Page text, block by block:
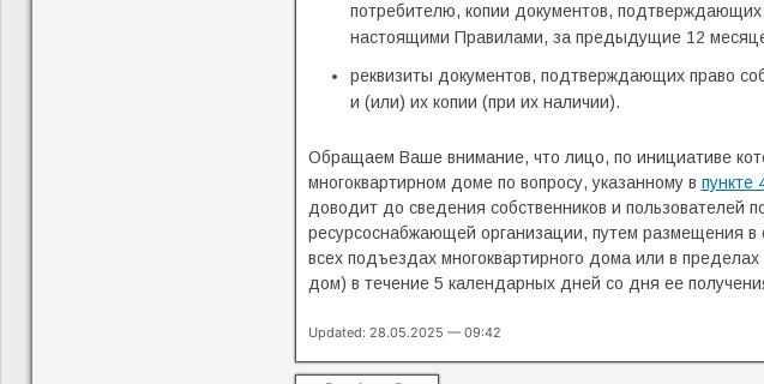
потребителю, копии документов, подтверждающих
настоящими Правилами, за предыдущие 12
реквизиты документов, подтверждающих право
и (или) их копии (при их наличии).
Обращаем Ваше внимание, что лицо, по инициативе
многоквартирном доме по вопросу, указанному в пункте
доводит до сведения собственников и
ресурсоснабжающей организации, путем размещения
всех подъездах многоквартирного дома или в
дом) в течение 5 календарных дней со дня ее
Updated: 28.05.2025 — 09:42